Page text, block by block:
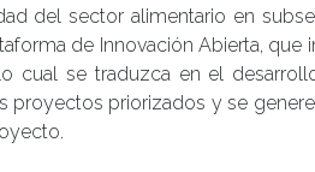
del sector alimentario en
de Innovación Abierta,
cual se traduzca en el
proyectos priorizados y se